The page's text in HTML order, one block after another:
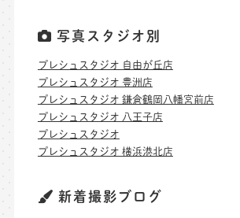
写真スタジオ別
プレシュスタジオ 自由が丘店
プレシュスタジオ 豊洲店
プレシュスタジオ 鎌倉鶴岡八幡宮前店
プレシュスタジオ 八王子店
プレシュスタジオ
プレシュスタジオ 横浜港北店
新着撮影ブログ